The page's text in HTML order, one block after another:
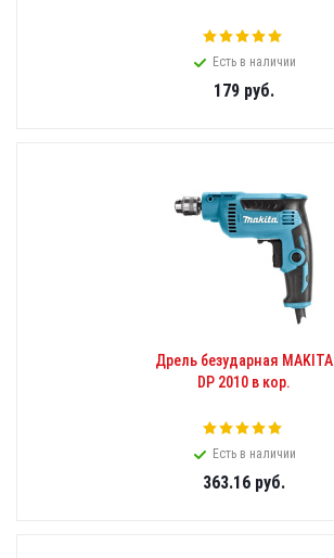
Есть в наличии
179руб.
Дрель безударная MAKITA
DP 2010 в кор.
Есть в наличии
363.16руб.